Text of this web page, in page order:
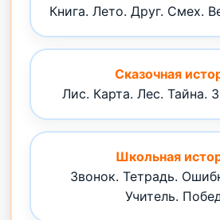
Книга. Лето. Друг. Смех.
Сказочная
Лис. Карта. Лес. Тайна.
Школьная
Звонок. Тетрадь.
Учитель.